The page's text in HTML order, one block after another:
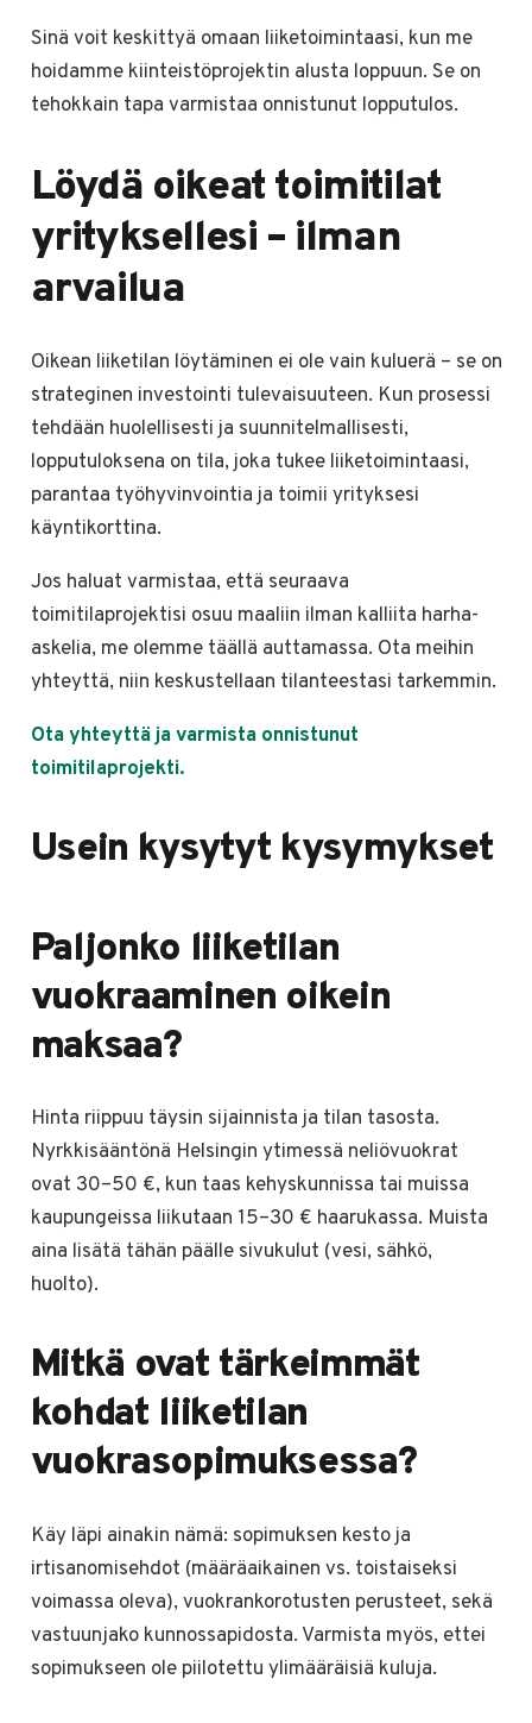
Sinä voit keskittyä omaan liiketoimintaasi, kun me
hoidamme kiinteistöprojektin alusta loppuun. Se on
tehokkain tapa varmistaa onnistunut lopputulos.
Löydä oikeat toimitilat
yrityksellesi – ilman
arvailua
Oikean liiketilan löytäminen ei ole vain kuluerä – se on
strateginen investointi tulevaisuuteen. Kun prosessi
tehdään huolellisesti ja suunnitelmallisesti,
lopputuloksena on tila, joka tukee liiketoimintaasi,
parantaa työhyvinvointia ja toimii yrityksesi
käyntikorttina.
Jos haluat varmistaa, että seuraava
toimitilaprojektisi osuu maaliin ilman kalliita harha-
askelia, me olemme täällä auttamassa. Ota meihin
yhteyttä, niin keskustellaan tilanteestasi tarkemmin.
Ota yhteyttä ja varmista onnistunut
toimitilaprojekti.
Usein kysytyt kysymykset
Paljonko liiketilan
vuokraaminen oikein
maksaa?
Hinta riippuu täysin sijainnista ja tilan tasosta.
Nyrkkisääntönä Helsingin ytimessä neliövuokrat
ovat 30–50 €, kun taas kehyskunnissa tai muissa
kaupungeissa liikutaan 15–30 € haarukassa. Muista
aina lisätä tähän päälle sivukulut (vesi, sähkö,
huolto).
Mitkä ovat tärkeimmät
kohdat liiketilan
vuokrasopimuksessa?
Käy läpi ainakin nämä: sopimuksen kesto ja
irtisanomisehdot (määräaikainen vs. toistaiseksi
voimassa oleva), vuokrankorotusten perusteet, sekä
vastuunjako kunnossapidosta. Varmista myös, ettei
sopimukseen ole piilotettu ylimääräisiä kuluja.